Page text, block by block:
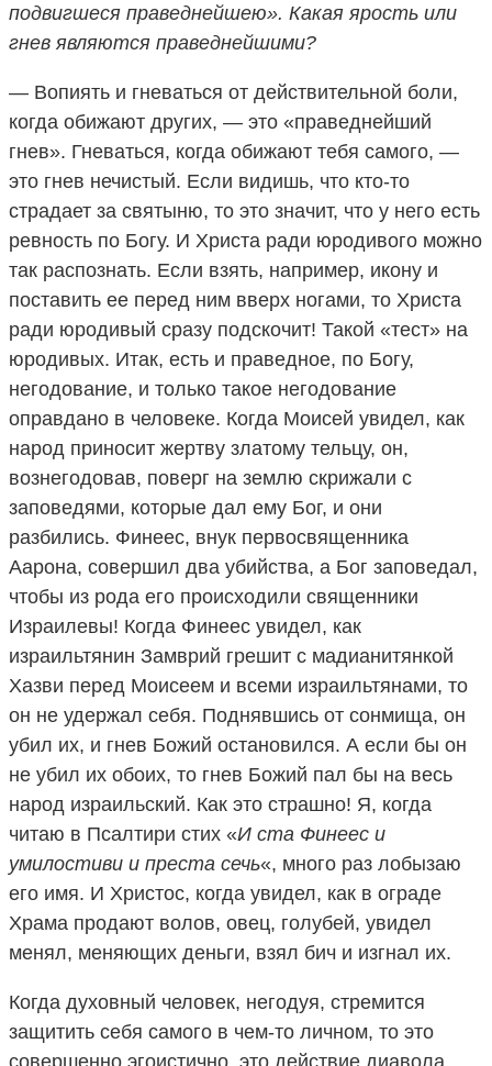
подвигшеся праведнейшею». Какая ярость или
гнев являются праведнейшими?
— Вопиять и гневаться от действительной боли,
когда обижают других, — это «праведнейший
гнев». Гневаться, когда обижают тебя самого, —
это гнев нечистый. Если видишь, что кто-то
страдает за святыню, то это значит, что у него есть
ревность по Богу. И Христа ради юродивого можно
так распознать. Если взять, например, икону и
поставить ее перед ним вверх ногами, то Христа
ради юродивый сразу подскочит! Такой «тест» на
юродивых. Итак, есть и праведное, по Богу,
негодование, и только такое негодование
оправдано в человеке. Когда Моисей увидел, как
народ приносит жертву златому тельцу, он,
вознегодовав, поверг на землю скрижали с
заповедями, которые дал ему Бог, и они
разбились. Финеес, внук первосвященника
Аарона, совершил два убийства, а Бог заповедал,
чтобы из рода его происходили священники
Израилевы! Когда Финеес увидел, как
израильтянин Замврий грешит с мадианитянкой
Хазви перед Моисеем и всеми израильтянами, то
он не удержал себя. Поднявшись от сонмища, он
убил их, и гнев Божий остановился. А если бы он
не убил их обоих, то гнев Божий пал бы на весь
народ израильский. Как это страшно! Я, когда
читаю в Псалтири стих «И ста Финеес и
умилостиви и преста сечь«, много раз лобызаю
его имя. И Христос, когда увидел, как в ограде
Храма продают волов, овец, голубей, увидел
менял, меняющих деньги, взял бич и изгнал их.
Когда духовный человек, негодуя, стремится
защитить себя самого в чем-то личном, то это
совершенно эгоистично, это действие диавола.